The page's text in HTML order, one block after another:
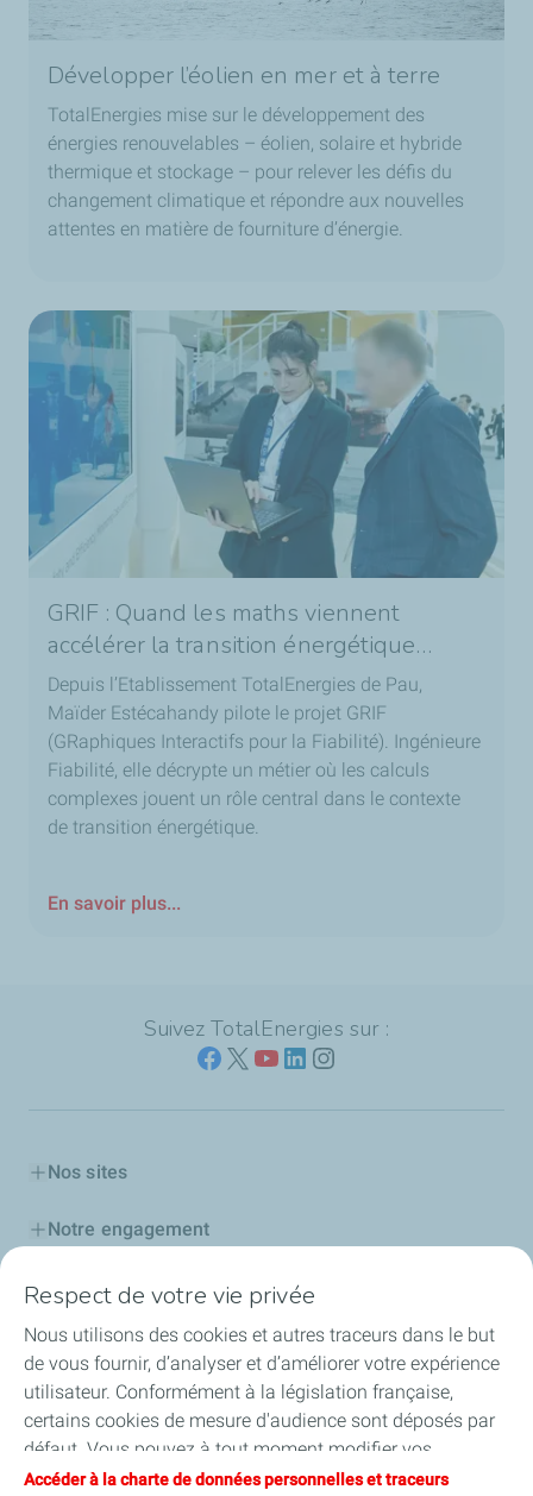
Développer l’éolien en mer et à terre
TotalEnergies mise sur le développement des
énergies renouvelables – éolien, solaire et hybride
thermique et stockage – pour relever les défis du
changement climatique et répondre aux nouvelles
attentes en matière de fourniture d’énergie.
GRIF : Quand les maths viennent
accélérer la transition énergétique…
Depuis l’Etablissement TotalEnergies de Pau,
Maïder Estécahandy pilote le projet GRIF
(GRaphiques Interactifs pour la Fiabilité). Ingénieure
Fiabilité, elle décrypte un métier où les calculs
complexes jouent un rôle central dans le contexte
de transition énergétique.
En savoir plus...
Suivez TotalEnergies sur :
Nos sites
Notre engagement
Notre expertise
Travailler avec nous
Nos actualités
Respect de votre vie privée
Nous utilisons des cookies et autres traceurs dans le but
de vous fournir, d’analyser et d’améliorer votre expérience
utilisateur. Conformément à la législation française,
certains cookies de mesure d'audience sont déposés par
défaut. Vous pouvez à tout moment modifier vos
paramètres de cookies en cliquant sur le bouton « Gérer
Accéder à la charte de données personnelles et traceurs